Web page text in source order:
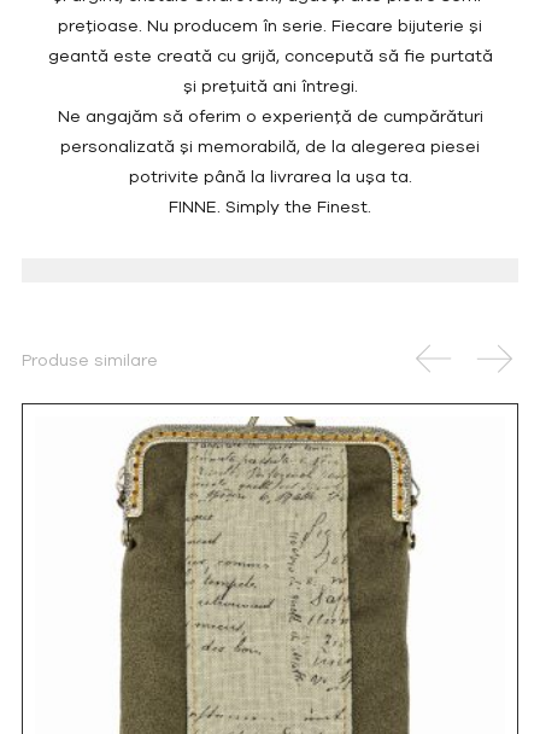
prețioase. Nu producem în serie. Fiecare bijuterie și
geantă este creată cu grijă, concepută să fie purtată
și prețuită ani întregi.
Ne angajăm să oferim o experiență de cumpărături
personalizată și memorabilă, de la alegerea piesei
potrivite până la livrarea la ușa ta.
FINNE. Simply the Finest.
Produse similare